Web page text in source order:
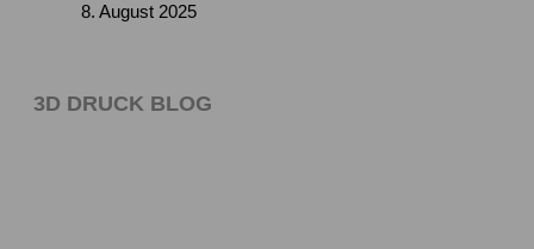
8. August 2025
3D DRUCK BLOG